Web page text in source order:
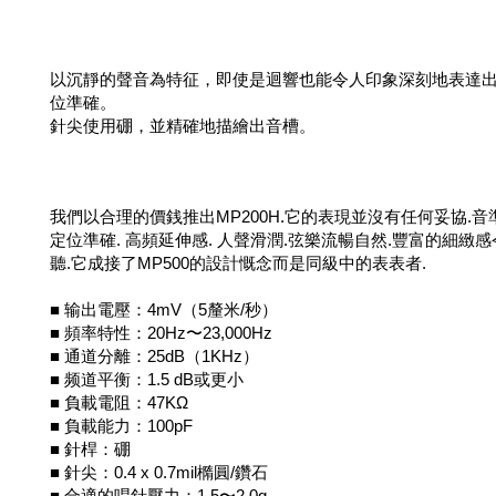
以沉靜的聲音為特征，即使是迴響也能令人印象深刻地表達
位準確。
針尖使用硼，並精確地描繪出音槽。
我們以合理的價銭推出MP200H.它的表現並沒有任何妥協.音
定位準確. 高頻延伸感. 人聲滑潤.弦樂流暢自然.豐富的細緻
聽.它成接了MP500的設計慨念而是同級中的表表者.
■ 输出電壓：4mV（5釐米/秒）
■ 頻率特性：20Hz〜23,000Hz
■ 通道分離：25dB（1KHz）
■ 频道平衡：1.5 dB或更小
■ 負載電阻：47KΩ
■ 負載能力：100pF
■ 針桿：硼
■ 針尖：0.4 x 0.7mil橢圓/鑽石